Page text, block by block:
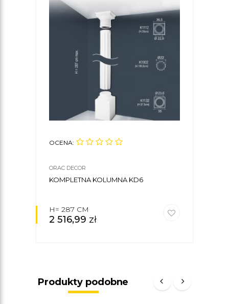
OCENA:
ORAC DECOR
KOMPLETNA KOLUMNA KD6
H= 287 CM
2 516,99 zł
Produkty podobne